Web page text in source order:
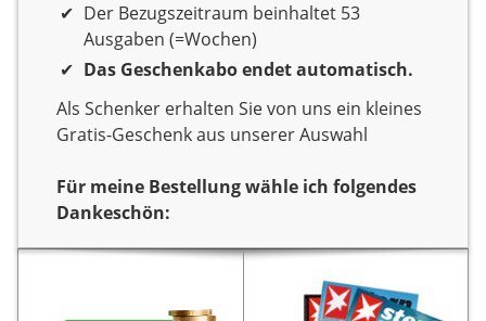
Der Bezugszeitraum beinhaltet 53
Ausgaben (=Wochen)
Das Geschenkabo endet automatisch.
Als Schenker erhalten Sie von uns ein kleines
Gratis-Geschenk aus unserer Auswahl
Für meine Bestellung wähle ich folgendes
Dankeschön:
Dankeschön
Sie verschenken ein Jahr
Lesespaß mit dem Titel